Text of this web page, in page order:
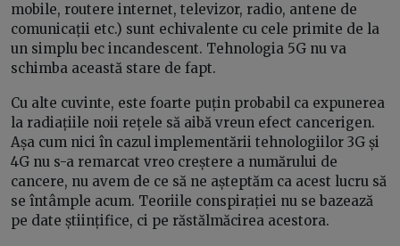
mobile, routere internet, televizor, radio, antene de
comunicații etc.) sunt echivalente cu cele primite de la
un simplu bec incandescent. Tehnologia 5G nu va
schimba această stare de fapt.
Cu alte cuvinte, este foarte puțin probabil ca expunerea
la radiațiile noii rețele să aibă vreun efect cancerigen.
Așa cum nici în cazul implementării tehnologiilor 3G și
4G nu s-a remarcat vreo creștere a numărului de
cancere, nu avem de ce să ne așteptăm ca acest lucru să
se întâmple acum. Teoriile conspirației nu se bazează
pe date științifice, ci pe răstălmăcirea acestora.